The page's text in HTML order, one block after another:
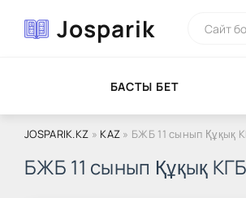
Josparik
БАСТЫ БЕТ
JOSPARIK.KZ » KAZ » БЖБ 11 сынып Құқық
БЖБ 11 сынып Құқық КГБ